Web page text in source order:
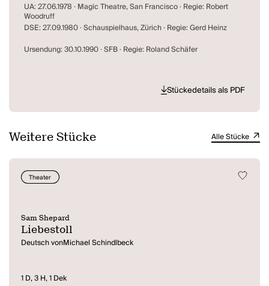
UA: 27.06.1978 · Magic Theatre, San Francisco · Regie: Robert
Woodruff
DSE: 27.09.1980 · Schauspielhaus, Zürich · Regie: Gerd Heinz
Ursendung: 30.10.1990 · SFB · Regie: Roland Schäfer
Stückedetails als PDF
Weitere Stücke Alle Stücke
Theater
Sam Shepard
Liebestoll
Deutsch vonMichael Schindlbeck
1 D, 3 H, 1 Dek